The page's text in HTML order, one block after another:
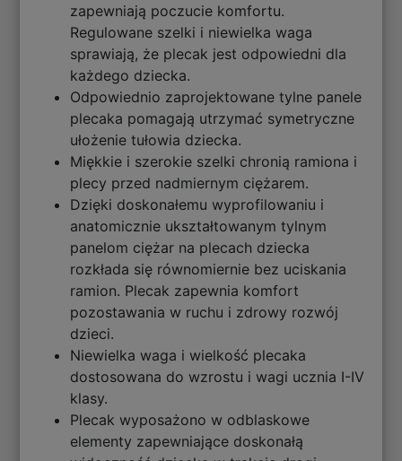
zapewniają poczucie komfortu.
Regulowane szelki i niewielka waga
sprawiają, że plecak jest odpowiedni dla
każdego dziecka.
Odpowiednio zaprojektowane tylne panele
plecaka pomagają utrzymać symetryczne
ułożenie tułowia dziecka.
Miękkie i szerokie szelki chronią ramiona i
plecy przed nadmiernym ciężarem.
Dzięki doskonałemu wyprofilowaniu i
anatomicznie ukształtowanym tylnym
panelom ciężar na plecach dziecka
rozkłada się równomiernie bez uciskania
ramion. Plecak zapewnia komfort
pozostawania w ruchu i zdrowy rozwój
dzieci.
Niewielka waga i wielkość plecaka
dostosowana do wzrostu i wagi ucznia I-IV
klasy.
Plecak wyposażono w odblaskowe
elementy zapewniające doskonałą